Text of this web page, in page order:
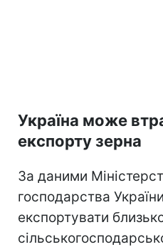
Україна може
експорту зерна
За даними
господарства
експортувати